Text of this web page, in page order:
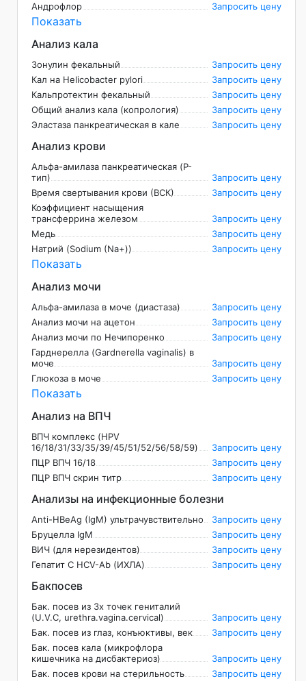
Андрофлор
Запросить цену
Показать
Анализ кала
Зонулин фекальный
Запросить цену
Кал на Helicobасter pylori
Запросить цену
Кальпротектин фекальный
Запросить цену
Общий анализ кала (копрология)
Запросить цену
Эластаза панкреатическая в кале
Запросить цену
Анализ крови
Альфа-амилаза панкреатическая (P-
тип)
Запросить цену
Время свертывания крови (ВСК)
Запросить цену
Коэффициент насыщения
трансферрина железом
Запросить цену
Медь
Запросить цену
Натрий (Sodium (Na+))
Запросить цену
Показать
Анализ мочи
Альфа-амилаза в моче (диастаза)
Запросить цену
Анализ мочи на ацетон
Запросить цену
Анализ мочи по Нечипоренко
Запросить цену
Гарднерелла (Gardnerella vaginalis) в
моче
Запросить цену
Глюкоза в моче
Запросить цену
Показать
Анализ на ВПЧ
ВПЧ комплекс (HPV
16/18/31/33/35/39/45/51/52/56/58/59)
Запросить цену
ПЦР ВПЧ 16/18
Запросить цену
ПЦР ВПЧ скрин титр
Запросить цену
Анализы на инфекционные болезни
Anti-HBeAg (IgM) ультрачувствительно
Запросить цену
Бруцелла IgM
Запросить цену
ВИЧ (для нерезидентов)
Запросить цену
Гепатит C НCV-Ab (ИХЛА)
Запросить цену
Бакпосев
Бак. посев из 3х точек гениталий
(U.V.C, urethra.vagina.cervical)
Запросить цену
Бак. посев из глаз, конъюктивы, век
Запросить цену
Бак. посев кала (микрофлора
кишечника на дисбактериоз)
Запросить цену
Бак. посев крови на стерильность
Запросить цену